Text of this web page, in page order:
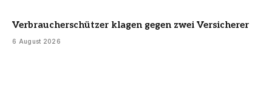
Verbraucherschützer klagen gegen zwei Versicherer
6 August 2026